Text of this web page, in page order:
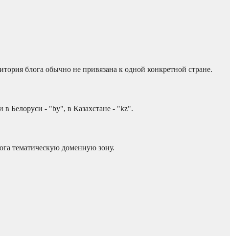
блога обычно не привязана к одной конкретной стране.
в Белоруси - "by", в Казахстане - "kz".
тематическую доменную зону.